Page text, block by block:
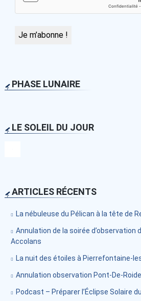
PHASE LUNAIRE
LE SOLEIL DU JOUR
ARTICLES RÉCENTS
La nébuleuse du Pélican à la tête de
Annulation de la soirée d’observation
Accolans
La nuit des étoiles à Pierrefontaine-
Annulation observation Pont-De-
Podcast – Préparer l’Éclipse Solaire